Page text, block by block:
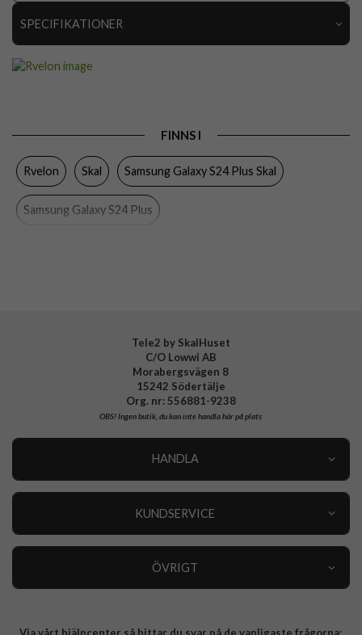
SPECIFIKATIONER
Färg Genomskinlig
FINNS I
Rvelon Skal Samsung Galaxy S24 Plus Skal
Samsung Galaxy S24 Plus
Tele2 by SkalHuset
C/O Lowwi AB
Morabergsvägen 8
15242 Södertälje
Org. nr: 556881-9238
OBS!Ingen butik, du kan inte handla här på plats
HANDLA
KUNDSERVICE
ÖVRIGT
Via vårt hjälpcenter så hittar du svar på de vanligaste frågorna: